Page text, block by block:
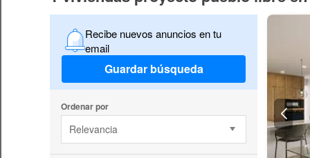
Recibe nuevos anuncios en tu
email
Guardar búsqueda
Ordenar por
Relevancia